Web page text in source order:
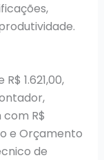
1.621,00,
R$
e Orçamento
de